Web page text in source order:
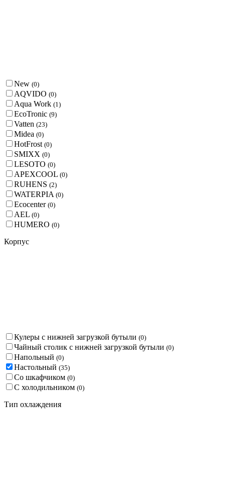
New (0)
AQVIDO (0)
Aqua Work (1 )
EcoTronic (9)
Vatten (23)
Midea (0)
HotFrost (0)
SMIXX (0)
LESOTO (0)
APEXCOOL (0)
RUHENS (2)
WATERPIA (0)
Ecocenter (0)
AEL (0)
HUMERO (0)
Корпус
Кулеры с нижней загрузкой бутыли (0)
Чайный столик с нижней загрузкой бутыли (0)
Напольный (0)
Настольный (35)
Со шкафчиком (0)
С холодильником (0)
Тип охлаждения